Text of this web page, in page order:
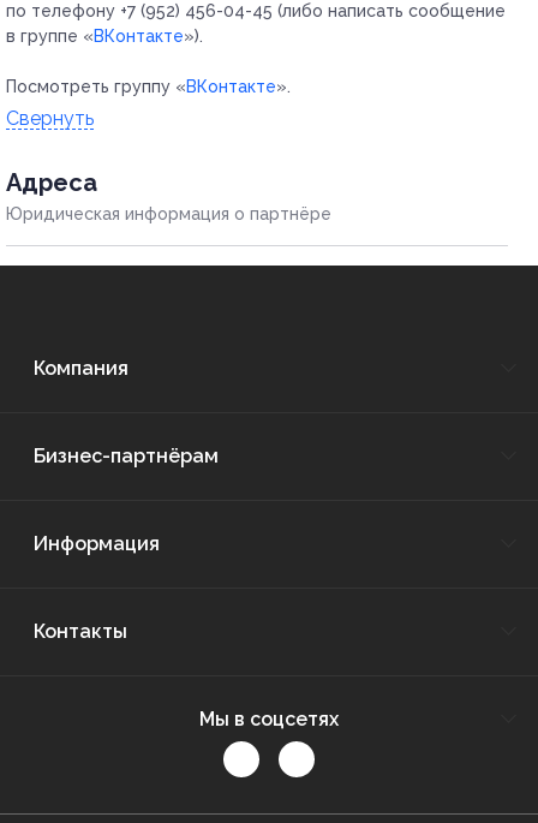
по телефону +7 (952) 456-04-45 (либо написать сообщение
в группе «ВКонтакте»).
Посмотреть группу «ВКонтакте».
Свернуть
Адресa
Юридическая информация о партнёре
Компания
Бизнес-партнёрам
Информация
Контакты
Мы в соцсетях